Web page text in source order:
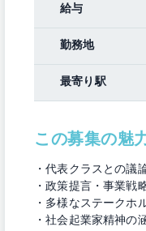
給与
勤務地
最寄り駅
この募集の魅
・代表クラスとの議
・政策提言・事業戦
・多様なステークホ
・社会起業家精神の